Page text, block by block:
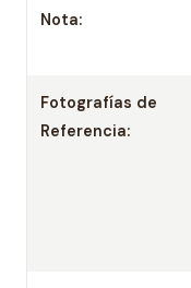
Nota:
Fotografías de
Referencia: